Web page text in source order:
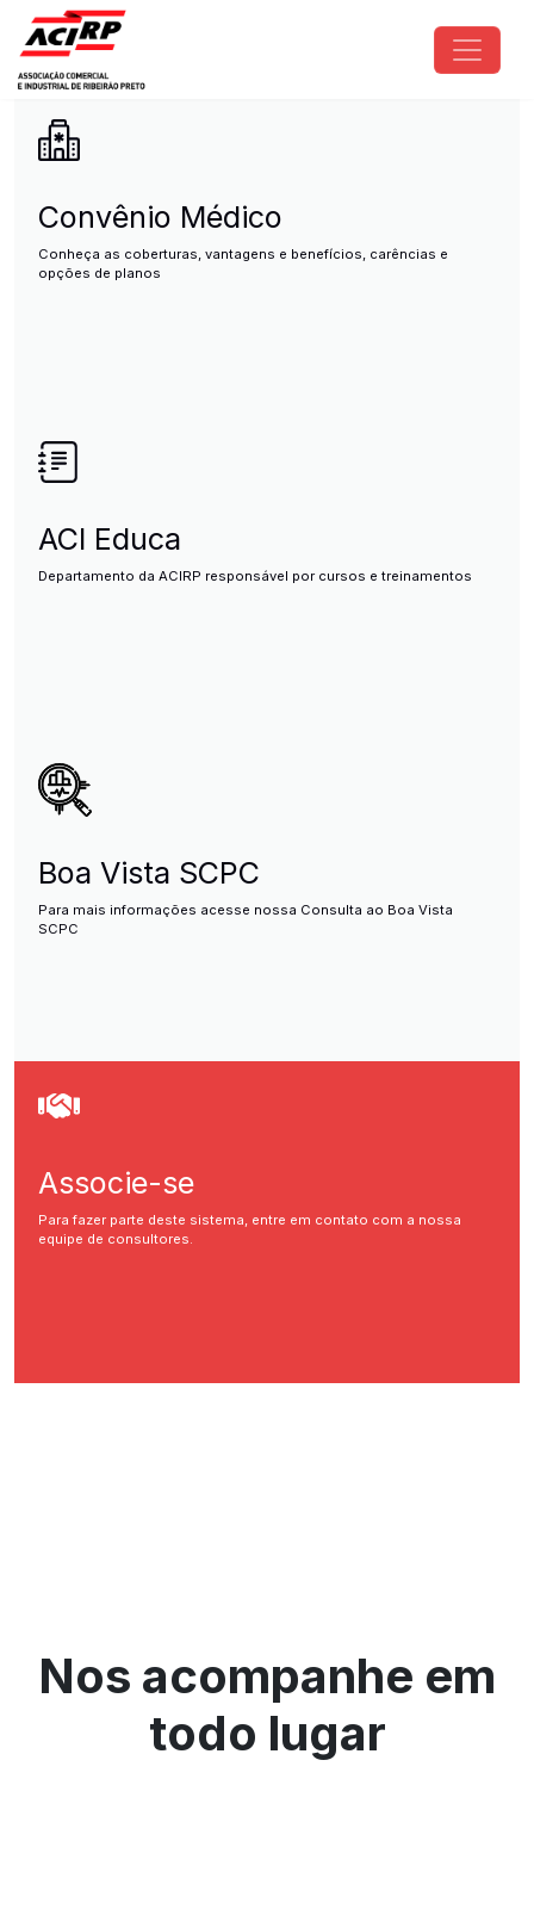
Pular para o conteúdo principal
ACIRP - Associação Comercial
Convênio Médico
Conheça as coberturas, vantagens e benefícios, carências e
opções de planos
ACI Educa
Departamento da ACIRP responsável por cursos e treinamentos
Boa Vista SCPC
Para mais informações acesse nossa Consulta ao Boa Vista
SCPC
Associe-se
Para fazer parte deste sistema, entre em contato com a nossa
equipe de consultores.
Nos acompanhe em
todo lugar